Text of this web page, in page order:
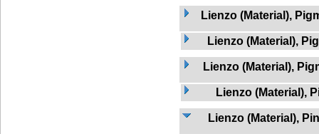
Lienzo (Material),
Lienzo (Material),
Lienzo (Material),
Lienzo (Material),
Lienzo (Material),